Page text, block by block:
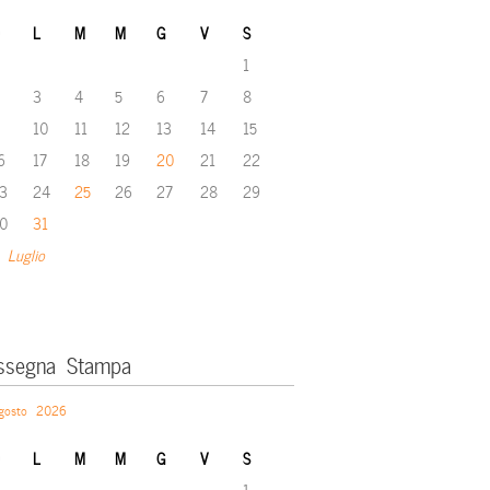
L M M G V S
Luglio
1
3 4 5 6 7
8
10 11 12 13 14
15
17 18 19 20 21
22
24 25 26 27 28
29
31
Stampa
2026
L M M G V S